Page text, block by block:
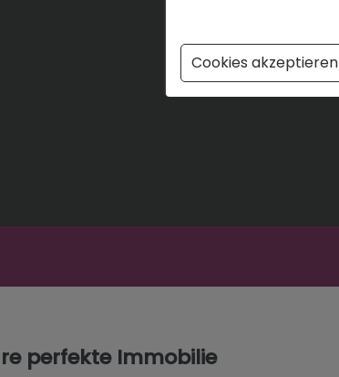
perfekte Immobilie
Cookies akzeptieren